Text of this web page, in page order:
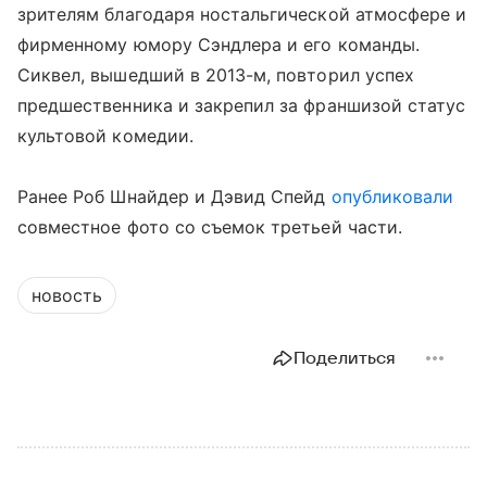
зрителям благодаря ностальгической атмосфере и
фирменному юмору Сэндлера и его команды.
Сиквел, вышедший в 2013-м, повторил успех
предшественника и закрепил за франшизой статус
культовой комедии.
Ранее Роб Шнайдер и Дэвид Спейд опубликовали
совместное фото со съемок третьей части.
новость
Поделиться